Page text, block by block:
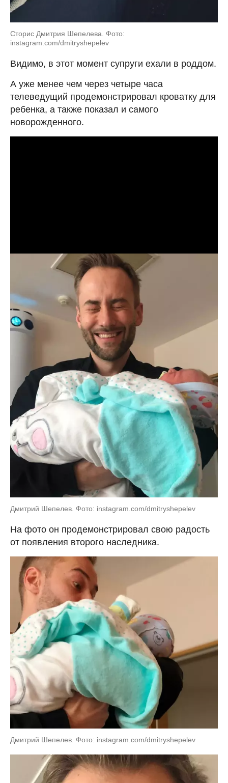
Сторис Дмитрия Шепелева. Фото:
instagram.com/dmitryshepelev
Видимо, в этот момент супруги ехали в роддом.
А уже менее чем через четыре часа
телеведущий продемонстрировал кроватку для
ребенка, а также показал и самого
новорожденного.
Дмитрий Шепелев. Фото: instagram.com/dmitryshepelev
На фото он продемонстрировал свою радость
от появления второго наследника.
Дмитрий Шепелев. Фото: instagram.com/dmitryshepelev